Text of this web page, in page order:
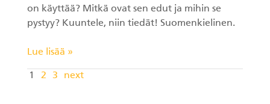
on käyttää? Mitkä ovat sen edut ja mihin se
pystyy? Kuuntele, niin tiedät! Suomenkielinen.
Lue lisää »
1 2 3 next